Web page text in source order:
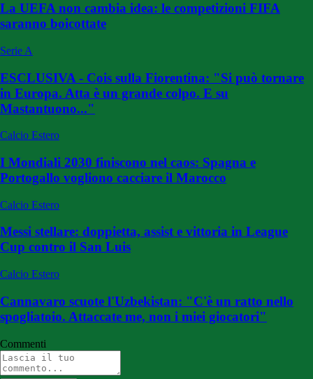
La UEFA non cambia idea: le competizioni FIFA
saranno boicottate
Serie A
ESCLUSIVA - Cois sulla Fiorentina: "Si può tornare
in Europa. Atta è un grande colpo. E su
Mastantuono..."
Calcio Estero
I Mondiali 2030 finiscono nel caos: Spagna e
Portogallo vogliono cacciare il Marocco
Calcio Estero
Messi stellare: doppietta, assist e vittoria in League
Cup contro il San Luis
Calcio Estero
Cannavaro scuote l'Uzbekistan: "C'è un ratto nello
spogliatoio. Attaccate me, non i miei giocatori"
Commenti